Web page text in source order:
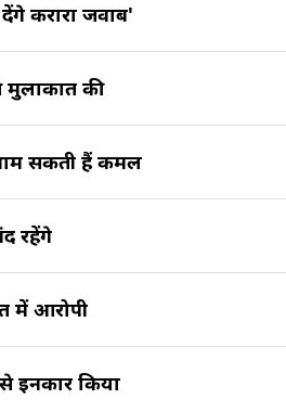
करारा जवाब'
मुलाकात की
सकती हैं कमल
रहेंगे
में आरोपी
इनकार किया